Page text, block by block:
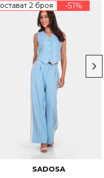
остават 2 броя -51%
SADOSA